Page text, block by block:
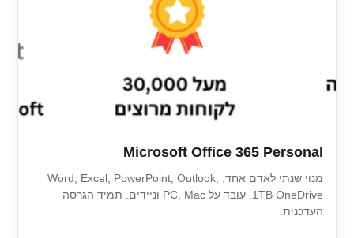
Microsoft Office 365 Personal
מנוי שנתי לאדם אחד. Word, Excel, PowerPoint, Outlook,
1TB OneDrive. עובד על PC, Mac וניידים. תמיד הגרסה
העדכנית.